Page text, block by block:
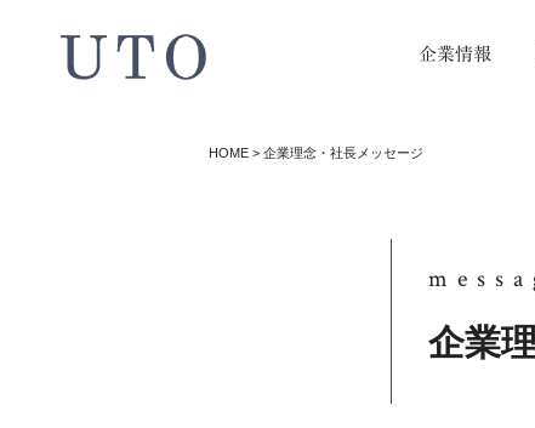
企業情報
HOME > 企業理念・社長メッセージ
企業